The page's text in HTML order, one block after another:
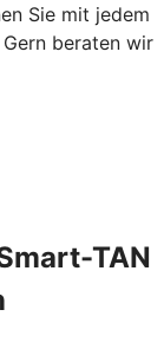
Sie mit jedem
beraten wir
TAN